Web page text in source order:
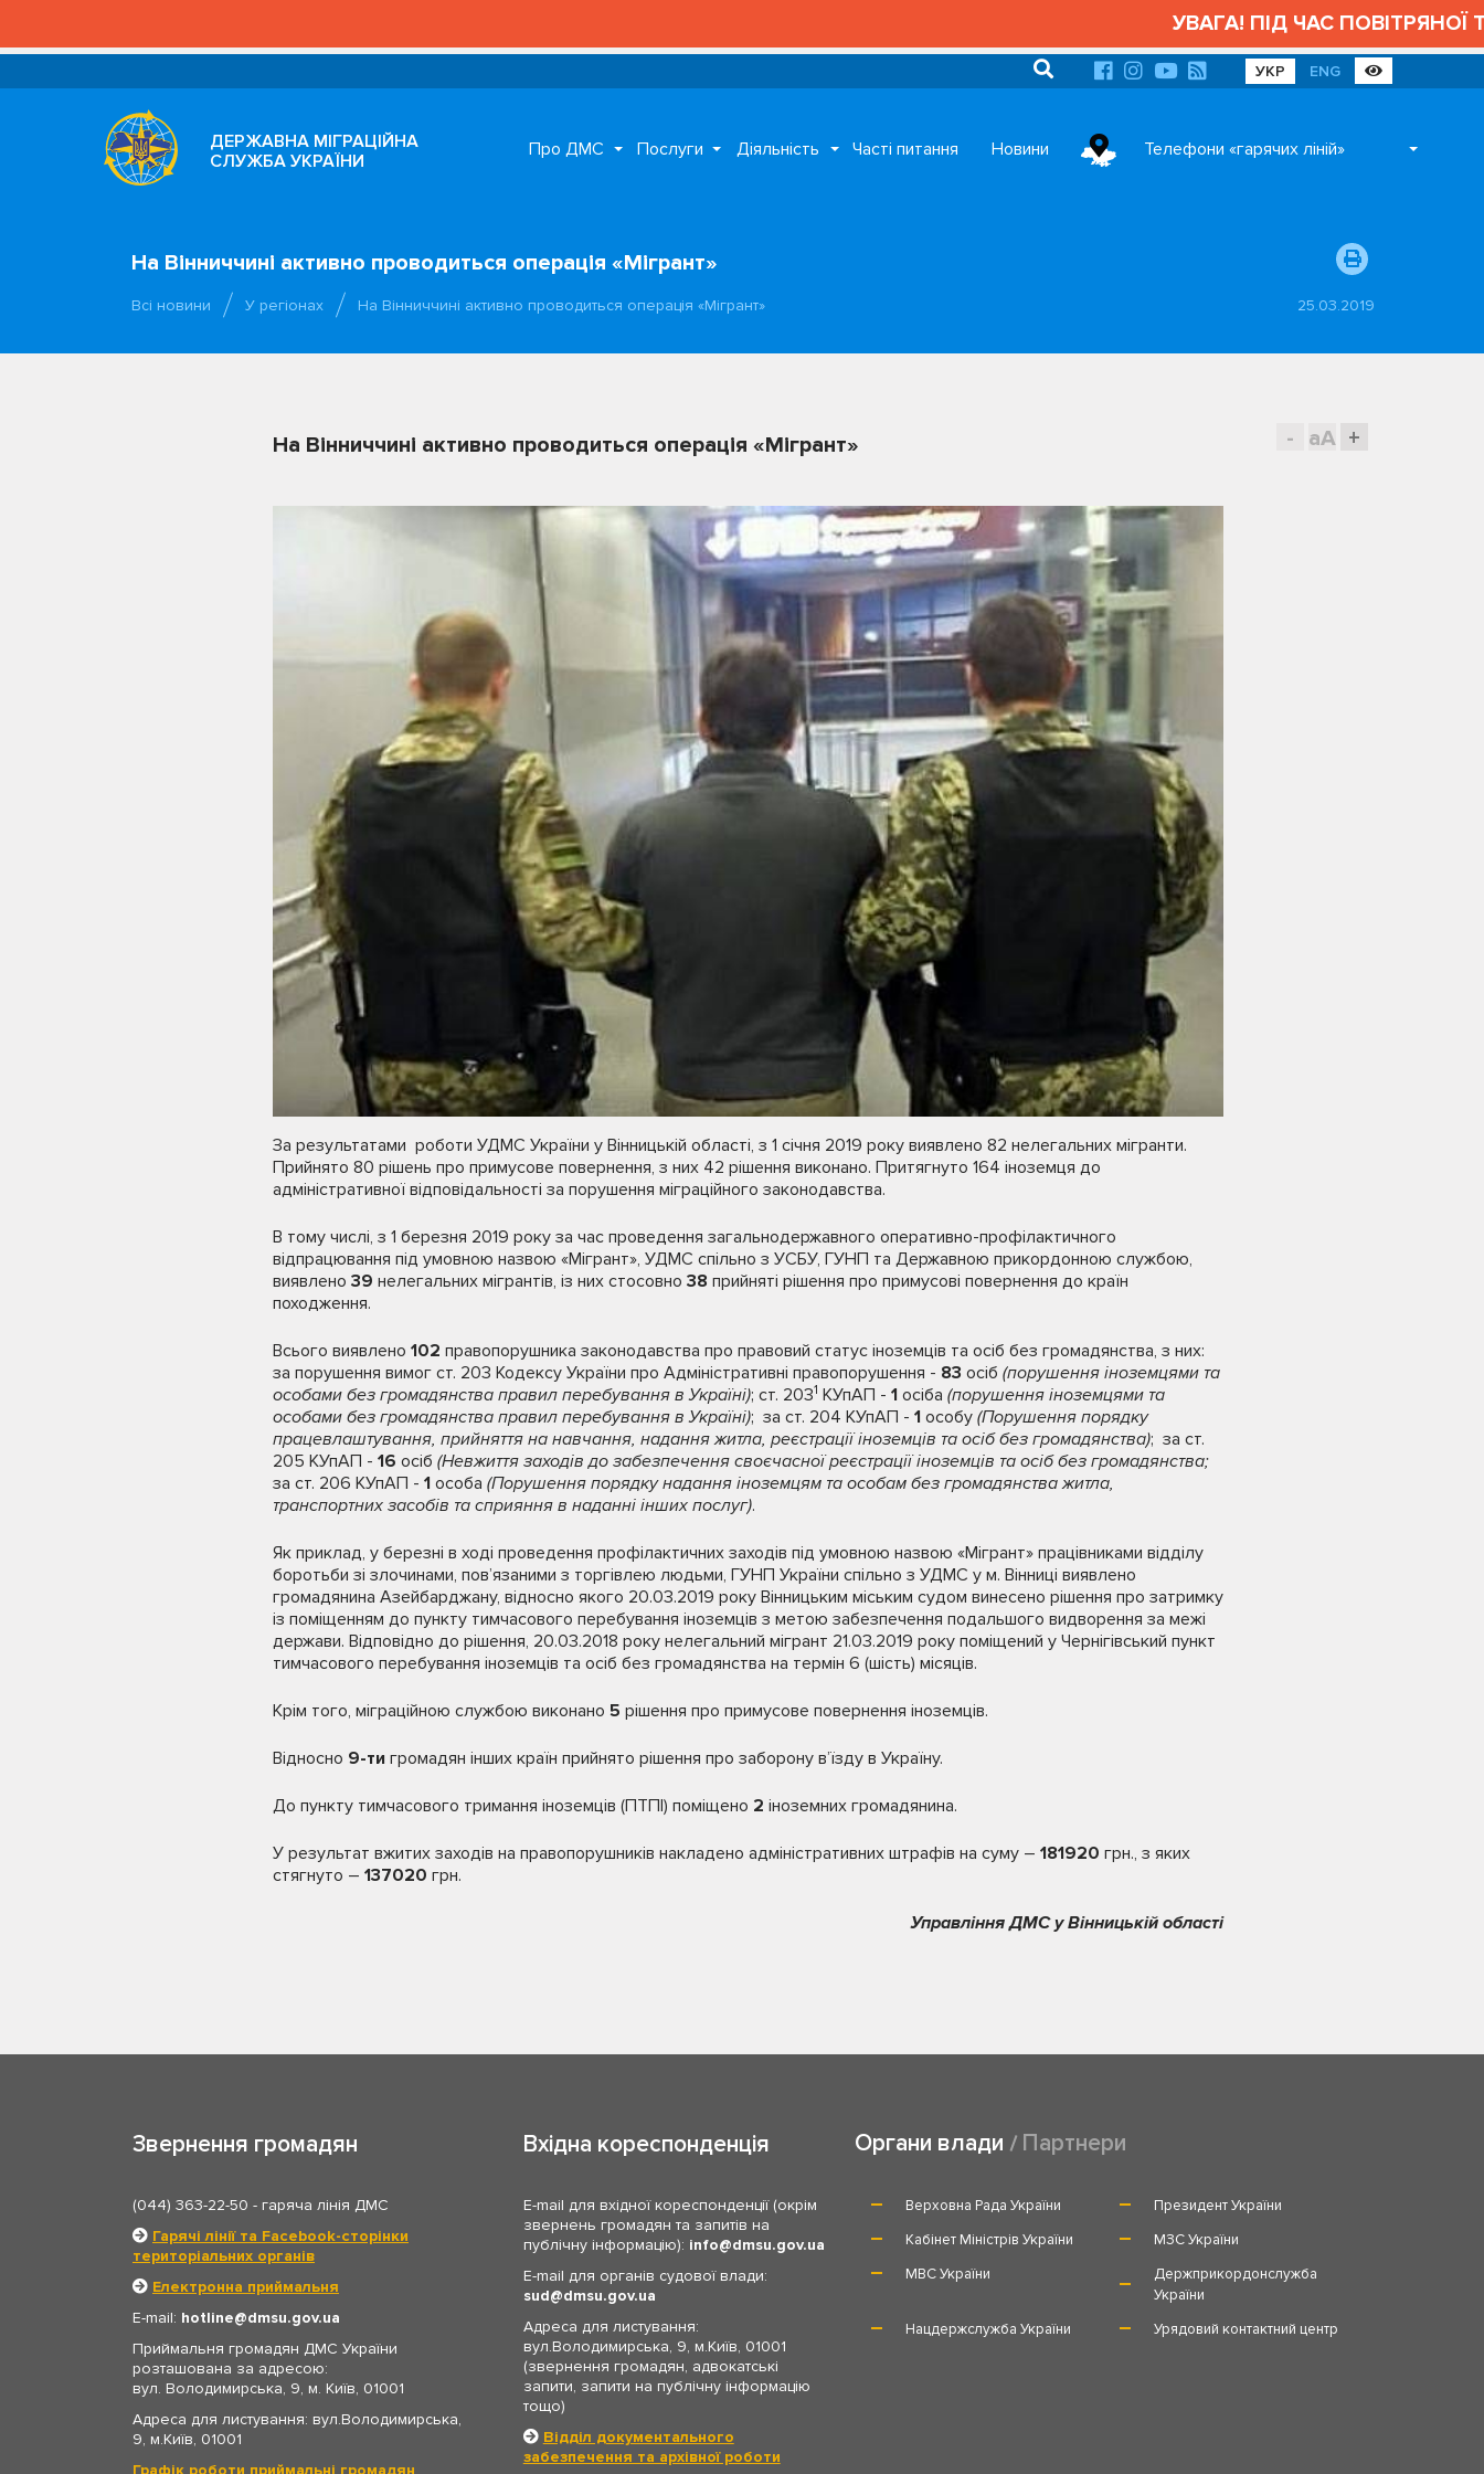
УВАГА! ПІД ЧАС ПОВІТРЯНОЇ
УКР ENG
ДЕРЖАВНА МІГРАЦІЙНА
СЛУЖБА УКРАЇНИ
Про ДМС Послуги Діяльність Часті питання Новини Телефони «гарячих ліній»
На Вінниччині активно проводиться операція «Мігрант»
Всі новини У регіонах На Вінниччині активно проводиться операція «Мігрант» 25.03.2019
- aA +
На Вінниччині активно проводиться операція «Мігрант»
За результатами роботи УДМС України у Вінницькій області, з 1 січня 2019 року виявлено 82 нелегальних мігранти.
Прийнято 80 рішень про примусове повернення, з них 42 рішення виконано. Притягнуто 164 іноземця до
адміністративної відповідальності за порушення міграційного законодавства.
В тому числі, з 1 березня 2019 року за час проведення загальнодержавного оперативно-профілактичного
відпрацювання під умовною назвою «Мігрант», УДМС спільно з УСБУ, ГУНП та Державною прикордонною службою,
виявлено 39 нелегальних мігрантів, із них стосовно 38 прийняті рішення про примусові повернення до країн
походження.
Всього виявлено 102 правопорушника законодавства про правовий статус іноземців та осіб без громадянства, з них:
за порушення вимог ст. 203 Кодексу України про Адміністративні правопорушення - 83 осіб (порушення іноземцями та
особами без громадянства правил перебування в Україні); ст. 2031 КУпАП - 1 осіба (порушення іноземцями та
особами без громадянства правил перебування в Україні); за ст. 204 КУпАП - 1 особу (Порушення порядку
працевлаштування, прийняття на навчання, надання житла, реєстрації іноземців та осіб без громадянства); за ст.
205 КУпАП - 16 осіб (Невжиття заходів до забезпечення своєчасної реєстрації іноземців та осіб без громадянства;
за ст. 206 КУпАП - 1 особа (Порушення порядку надання іноземцям та особам без громадянства житла,
транспортних засобів та сприяння в наданні інших послуг).
Як приклад, у березні в ході проведення профілактичних заходів під умовною назвою «Мігрант» працівниками відділу
боротьби зі злочинами, пов’язаними з торгівлею людьми, ГУНП України спільно з УДМС у м. Вінниці виявлено
громадянина Азейбарджану, відносно якого 20.03.2019 року Вінницьким міським судом винесено рішення про затримку
із поміщенням до пункту тимчасового перебування іноземців з метою забезпечення подальшого видворення за межі
держави. Відповідно до рішення, 20.03.2018 року нелегальний мігрант 21.03.2019 року поміщений у Чернігівський пункт
тимчасового перебування іноземців та осіб без громадянства на термін 6 (шість) місяців.
Крім того, міграційною службою виконано 5 рішення про примусове повернення іноземців.
Відносно 9-ти громадян інших країн прийнято рішення про заборону в’їзду в Україну.
До пункту тимчасового тримання іноземців (ПТПІ) поміщено 2 іноземних громадянина.
У результат вжитих заходів на правопорушників накладено адміністративних штрафів на суму – 181920 грн., з яких
стягнуто – 137020 грн.
Управління ДМС у Вінницькій області
Звернення громадян
(044) 363-22-50 - гаряча лінія ДМС
Гарячі лінії та Facebook-сторінки
територіальних органів
Електронна приймальня
E-mail: hotline
dmsu.gov.ua
Приймальня громадян ДМС України
розташована за адресою:
вул. Володимирська, 9, м. Київ, 01001
Адреса для листування: вул.Володимирська,
9, м.Київ, 01001
Графік роботи приймальні громадян
Вхідна кореспонденція
E-mail для вхідної кореспонденції (окрім
звернень громадян та запитів на
публічну інформацію): info
dmsu.gov.ua
E-mail для органів судової влади:
sud
dmsu.gov.ua
Адреса для листування:
вул.Володимирська, 9, м.Київ, 01001
(звернення громадян, адвокатські
запити, запити на публічну інформацію
тощо)
Відділ документального
забезпечення та архівної роботи
Органи влади Партнери
Верховна Рада України
Президент України
Кабінет Міністрів України
МЗС України
МВС України
Держприкордонслужба
України
Нацдержслужба України
Урядовий контактний центр